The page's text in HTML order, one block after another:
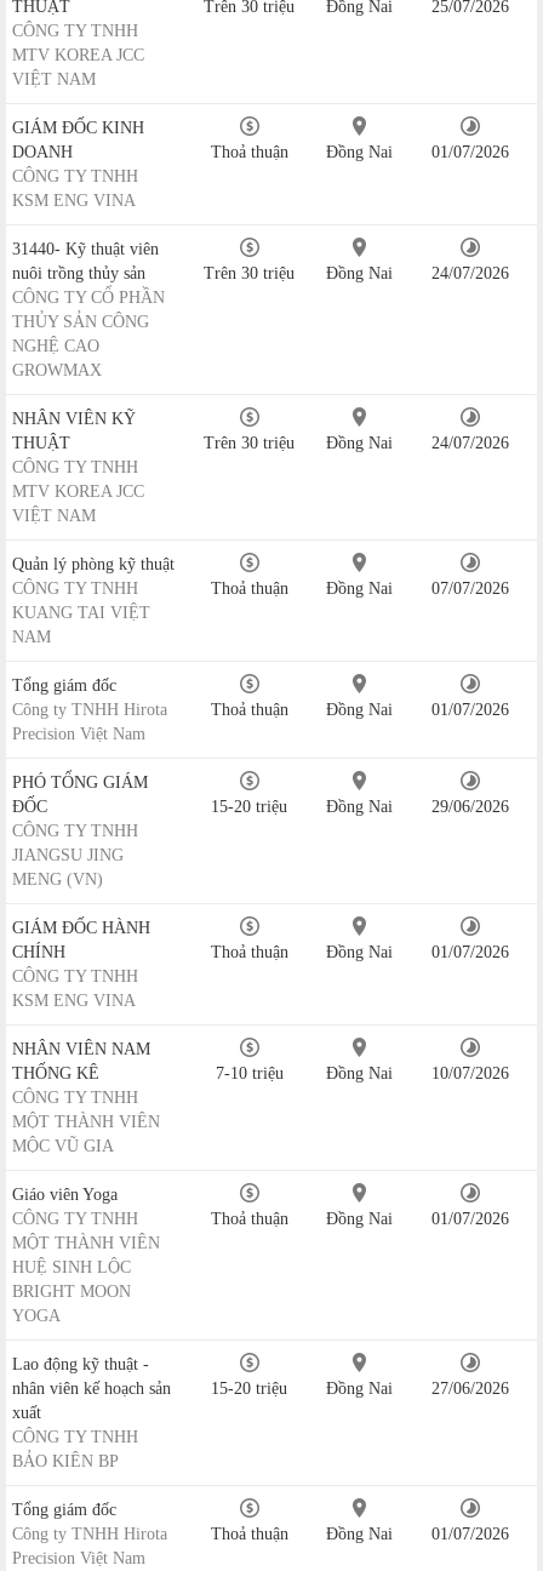
THUẬT
CÔNG TY TNHH
MTV KOREA JCC
VIỆT NAM
Trên 30 triệu Đồng Nai 25/07/2026
GIÁM ĐỐC KINH
DOANH
CÔNG TY TNHH
KSM ENG VINA
Thoả thuận Đồng Nai 01/07/2026
31440- Kỹ thuật viên
nuôi trồng thủy sản
CÔNG TY CỔ PHẦN
THỦY SẢN CÔNG
NGHỆ CAO
GROWMAX
Trên 30 triệu Đồng Nai 24/07/2026
NHÂN VIÊN KỸ
THUẬT
CÔNG TY TNHH
MTV KOREA JCC
VIỆT NAM
Trên 30 triệu Đồng Nai 24/07/2026
Quản lý phòng kỹ thuật
CÔNG TY TNHH
KUANG TAI VIỆT
NAM
Thoả thuận Đồng Nai 07/07/2026
Tổng giám đốc
Công ty TNHH Hirota
Precision Việt Nam
Thoả thuận Đồng Nai 01/07/2026
PHÓ TỔNG GIÁM
ĐỐC
CÔNG TY TNHH
JIANGSU JING
MENG (VN)
15-20 triệu Đồng Nai 29/06/2026
GIÁM ĐỐC HÀNH
CHÍNH
CÔNG TY TNHH
KSM ENG VINA
Thoả thuận Đồng Nai 01/07/2026
NHÂN VIÊN NAM
THỐNG KÊ
CÔNG TY TNHH
MỘT THÀNH VIÊN
MỘC VŨ GIA
7-10 triệu Đồng Nai 10/07/2026
Giáo viên Yoga
CÔNG TY TNHH
MỘT THÀNH VIÊN
HUỆ SINH LỘC
BRIGHT MOON
YOGA
Thoả thuận Đồng Nai 01/07/2026
Lao động kỹ thuật -
nhân viên kế hoạch sản
xuất
CÔNG TY TNHH
BẢO KIÊN BP
15-20 triệu Đồng Nai 27/06/2026
Tổng giám đốc
Công ty TNHH Hirota
Precision Việt Nam
Thoả thuận Đồng Nai 01/07/2026